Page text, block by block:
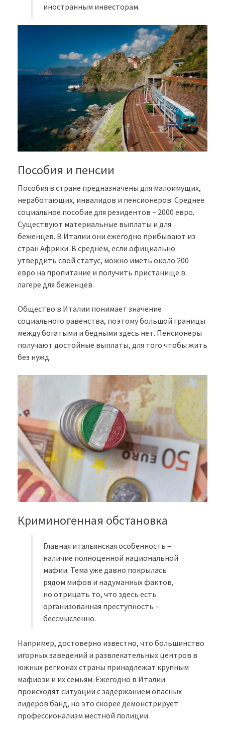
иностранным инвесторам.
Пособия и пенсии
Пособия в стране предназначены для малоимущих,
неработающих, инвалидов и пенсионеров. Среднее
социальное пособие для резидентов – 2000 евро.
Существуют материальные выплаты и для
беженцев. В Италии они ежегодно прибывают из
стран Африки. В среднем, если официально
утвердить свой статус, можно иметь около 200
евро на пропитание и получить пристанище в
лагере для беженцев.
Общество в Италии понимает значение
социального равенства, поэтому большой границы
между богатыми и бедными здесь нет. Пенсионеры
получают достойные выплаты, для того чтобы жить
без нужд.
Криминогенная обстановка
Главная итальянская особенность –
наличие полноценной национальной
мафии. Тема уже давно покрылась
рядом мифов и надуманных фактов,
но отрицать то, что здесь есть
организованная преступность –
бессмысленно.
Например, достоверно известно, что большинство
игорных заведений и развлекательных центров в
южных регионах страны принадлежат крупным
мафиози и их семьям. Ежегодно в Италии
происходят ситуации с задержанием опасных
лидеров банд, но это скорее демонстрирует
профессионализм местной полиции.